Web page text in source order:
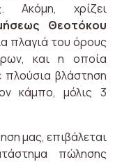
Ακόμη, χρίζει
Θεοτόκου
πλαγιά του όρους
και η οποία
πλούσια βλάστηση
κάμπο, μόλις 3
μας, επιβάλεται
πώλησης